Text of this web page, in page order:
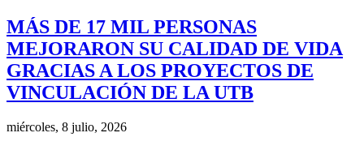
MÁS DE 17 MIL PERSONAS
MEJORARON SU CALIDAD DE VIDA
GRACIAS A LOS PROYECTOS DE
VINCULACIÓN DE LA UTB
miércoles, 8 julio, 2026